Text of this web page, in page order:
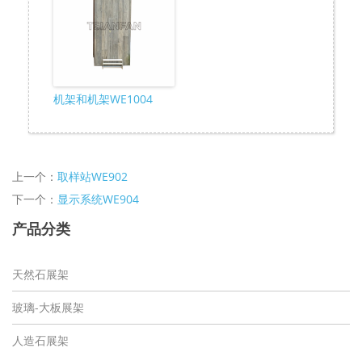
机架和机架WE1004
上一个： 取样站WE902
下一个： 显示系统WE904
产品分类
天然石展架
玻璃-大板展架
人造石展架